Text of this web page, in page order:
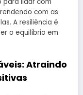
para lidar com
com as
A resiliência é
o equilíbrio em
Atraindo